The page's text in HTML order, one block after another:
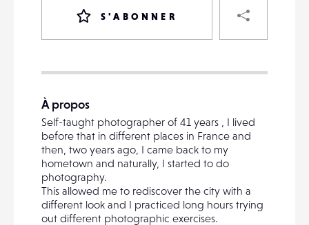
S'ABONNER
DESTINATAIRE
EMAIL
À propos
Self-taught photographer of 41 years , I lived
before that in different places in France and
then, two years ago, I came back to my
hometown and naturally, I started to do
photography.
This allowed me to rediscover the city with a
different look and I practiced long hours trying
out different photographic exercises.